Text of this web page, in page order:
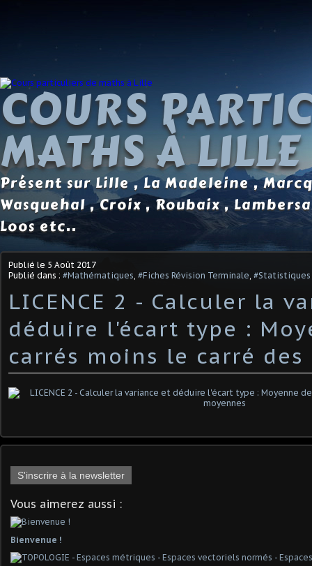
COURS
MATHS À LILLE
Présent sur Lille , La Madeleine ,
Wasquehal , Croix , Roubaix ,
Loos etc..
Publié le 5 Août 2017
Publié dans : #Mathématiques #Fiches Révision Terminale #Statistiques
LICENCE 2 - Calculer la
déduire l'écart type :
carrés moins le carré des
S'inscrire à la newsletter
Vous aimerez aussi :
Bienvenue !